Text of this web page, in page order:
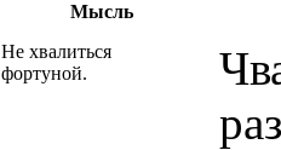
Мысль
Не хвалиться
фортуной.